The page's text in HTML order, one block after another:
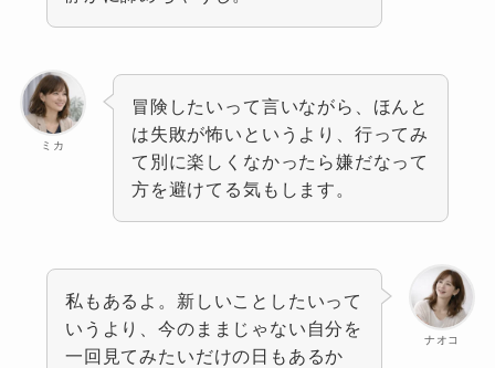
ミカ
冒険したいって言いながら、ほんと
は失敗が怖いというより、行ってみ
て別に楽しくなかったら嫌だなって
方を避けてる気もします。
ナオコ
私もあるよ。新しいことしたいって
いうより、今のままじゃない自分を
一回見てみたいだけの日もあるか